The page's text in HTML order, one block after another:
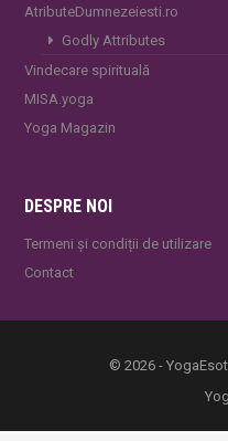
AtributeDumnezeiesti.ro
Godly Attributes
Vindecare spirituală
MISA.yoga
Yoga Magazin
DESPRE NOI
Termeni și condiții de utilizare
Contact
© 2026 -